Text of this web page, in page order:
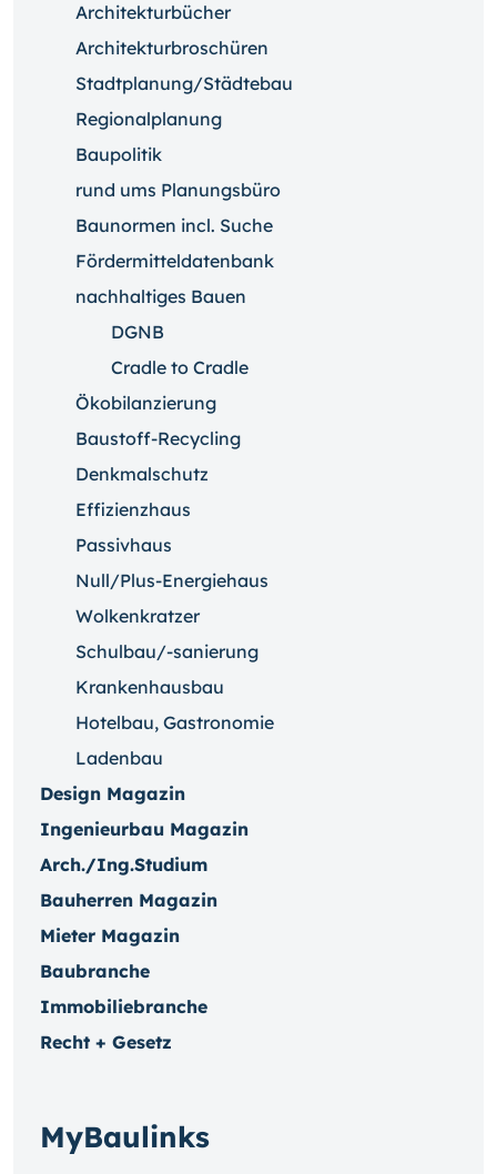
Architekturbücher
Architekturbroschüren
Stadtplanung/Städtebau
Regionalplanung
Baupolitik
rund ums Planungsbüro
Baunormen incl. Suche
Fördermitteldatenbank
nachhaltiges Bauen
DGNB
Cradle to Cradle
Ökobilanzierung
Baustoff-Recycling
Denkmalschutz
Effizienzhaus
Passivhaus
Null/Plus-Energiehaus
Wolkenkratzer
Schulbau/-sanierung
Krankenhausbau
Hotelbau, Gastronomie
Ladenbau
Design Magazin
Ingenieurbau Magazin
Arch./Ing.Studium
Bauherren Magazin
Mieter Magazin
Baubranche
Immobiliebranche
Recht + Gesetz
MyBaulinks